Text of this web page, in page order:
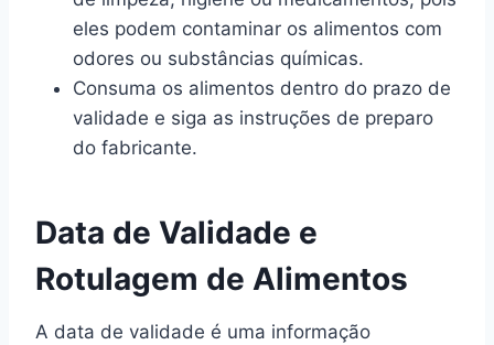
eles podem contaminar os alimentos com
odores ou substâncias químicas.
Consuma os alimentos dentro do prazo de
validade e siga as instruções de preparo
do fabricante.
Data de Validade e
Rotulagem de Alimentos
A data de validade é uma informação